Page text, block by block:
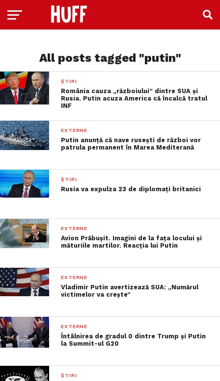
All posts tagged "putin"
ȘTIRI
România cauza „războiului” dintre SUA și
Rusia. Putin acuza America că încalcă tratul
INF
EXTERNE
Putin anunță că nave ruseşti de război vor
patrula permanent în Marea Mediterană
ȘTIRI
Rusia va expulza 23 de diplomaţi britanici
EXTERNE
Avion Prăbușit. Imagini de la fața locului și
măturiile martilor. Reacția lui Putin
EXTERNE
Vladimir Putin avertizează SUA: „Numărul
victimelor va crește”
EXTERNE
Întâlnirea de gradul 0 dintre Trump și Putin
la Summit-ul G20
ȘTIRI